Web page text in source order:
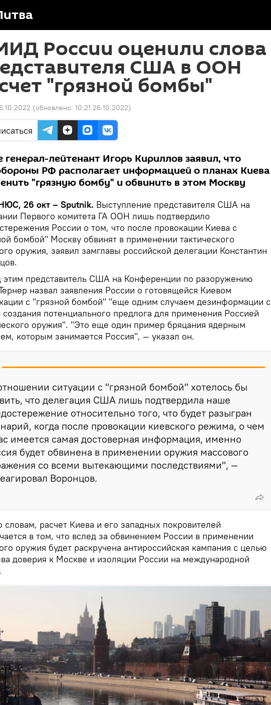
России оценили слова
США в ООН
"грязной бомбы"
(обновлено: 10:21 26.10.2022)
генерал-лейтенант Игорь Кириллов заявил, что
РФ располагает информацией о планах Киева
"грязную бомбу" и обвинить в этом Москву
26 окт – Sputnik. Выступление представителя США на
Первого комитета ГА ООН лишь подтвердило
России о том, что после провокации Киева с
бомбой" Москву обвинят в применении тактического
оружия, заявил замглавы российской делегации Константин
этим представитель США на Конференции по разоружению
назвал заявления России о готовящейся Киевом
с "грязной бомбой" "еще одним случаем дезинформации с
потенциального предлога для применения Россией
оружия". "Это еще один пример бряцания ядерным
которым занимается Россия", — указал он.
ситуации с "грязной бомбой" хотелось бы
что делегация США лишь подтвердила наше
относительно того, что будет разыгран
когда после провокации киевского режима, о чем
имеется самая достоверная информация, именно
будет обвинена в применении оружия массового
со всеми вытекающими последствиями", —
Воронцов.
словам, расчет Киева и его западных покровителей
в том, что вслед за обвинением России в применении
оружия будет раскручена антироссийская кампания с целью
доверия к Москве и изоляции России на международной